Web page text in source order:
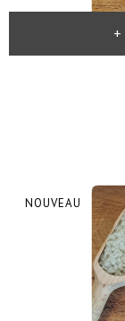
NOUVEAU